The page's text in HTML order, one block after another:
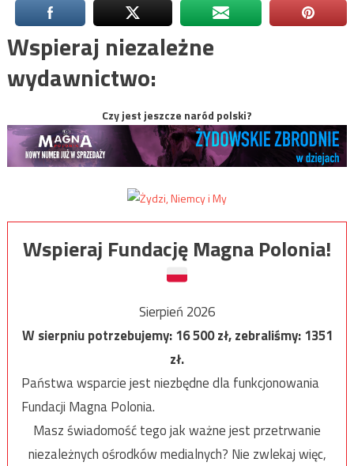
Wspieraj niezależne
wydawnictwo:
Czy jest jeszcze naród polski?
Wspieraj Fundację Magna Polonia!
Sierpień 2026
W sierpniu potrzebujemy:16 500zł, zebraliśmy:1351
zł.
Państwa wsparcie jest niezbędne dla funkcjonowania
Fundacji Magna Polonia.
Masz świadomość tego jak ważne jest przetrwanie
niezależnych ośrodków medialnych? Nie zwlekaj więc,